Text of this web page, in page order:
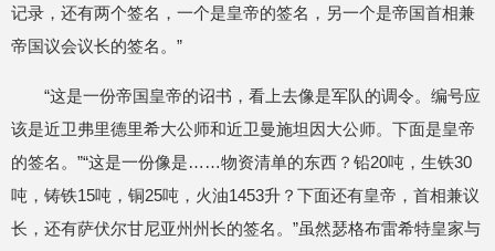
记录，还有两个签名，一个是皇帝的签名，另一个是帝国首相兼
帝国议会议长的签名。”
“这是一份帝国皇帝的诏书，看上去像是军队的调令。编号应
该是近卫弗里德里希大公师和近卫曼施坦因大公师。下面是皇帝
的签名。”“这是一份像是……物资清单的东西？铅20吨，生铁30
吨，铸铁15吨，铜25吨，火油1453升？下面还有皇帝，首相兼议
长，还有萨伏尔甘尼亚州州长的签名。”虽然瑟格布雷希特皇家与